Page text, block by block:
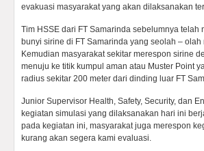
evakuasi masyarakat yang akan dilaksanakan
Tim HSSE dari FT Samarinda sebelumnya
bunyi sirine di FT Samarinda yang seolah –
Kemudian masyarakat sekitar merespon sirine
menuju ke titik kumpul aman atau Muster Point
radius sekitar 200 meter dari dinding luar FT
Junior Supervisor Health, Safety, Security, dan
kegiatan simulasi yang dilaksanakan hari ini
pada kegiatan ini, masyarakat juga merespon
kurang akan segera kami evaluasi.